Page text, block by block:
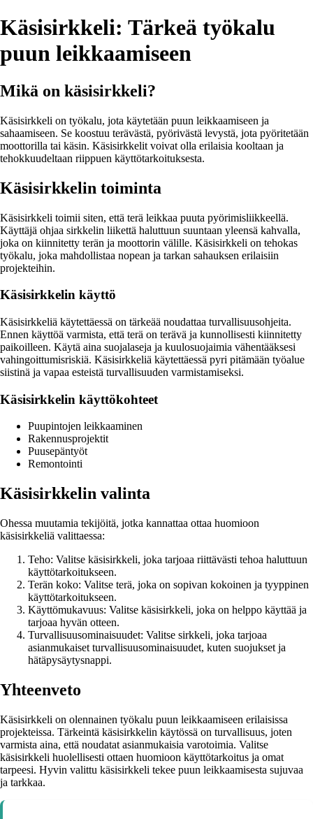
Käsisirkkeli: Tärkeä työkalu
puun leikkaamiseen
Mikä on käsisirkkeli?
Käsisirkkeli on työkalu, jota käytetään puun leikkaamiseen ja
sahaamiseen. Se koostuu terävästä, pyörivästä levystä, jota pyöritetään
moottorilla tai käsin. Käsisirkkelit voivat olla erilaisia kooltaan ja
tehokkuudeltaan riippuen käyttötarkoituksesta.
Käsisirkkelin toiminta
Käsisirkkeli toimii siten, että terä leikkaa puuta pyörimisliikkeellä.
Käyttäjä ohjaa sirkkelin liikettä haluttuun suuntaan yleensä kahvalla,
joka on kiinnitetty terän ja moottorin välille. Käsisirkkeli on tehokas
työkalu, joka mahdollistaa nopean ja tarkan sahauksen erilaisiin
projekteihin.
Käsisirkkelin käyttö
Käsisirkkeliä käytettäessä on tärkeää noudattaa turvallisuusohjeita.
Ennen käyttöä varmista, että terä on terävä ja kunnollisesti kiinnitetty
paikoilleen. Käytä aina suojalaseja ja kuulosuojaimia vähentääksesi
vahingoittumisriskiä. Käsisirkkeliä käytettäessä pyri pitämään työalue
siistinä ja vapaa esteistä turvallisuuden varmistamiseksi.
Käsisirkkelin käyttökohteet
Puupintojen leikkaaminen
Rakennusprojektit
Puusepäntyöt
Remontointi
Käsisirkkelin valinta
Ohessa muutamia tekijöitä, jotka kannattaa ottaa huomioon
käsisirkkeliä valittaessa:
Teho: Valitse käsisirkkeli, joka tarjoaa riittävästi tehoa haluttuun
käyttötarkoitukseen.
Terän koko: Valitse terä, joka on sopivan kokoinen ja tyyppinen
käyttötarkoitukseen.
Käyttömukavuus: Valitse käsisirkkeli, joka on helppo käyttää ja
tarjoaa hyvän otteen.
Turvallisuusominaisuudet: Valitse sirkkeli, joka tarjoaa
asianmukaiset turvallisuusominaisuudet, kuten suojukset ja
hätäpysäytysnappi.
Yhteenveto
Käsisirkkeli on olennainen työkalu puun leikkaamiseen erilaisissa
projekteissa. Tärkeintä käsisirkkelin käytössä on turvallisuus, joten
varmista aina, että noudatat asianmukaisia varotoimia. Valitse
käsisirkkeli huolellisesti ottaen huomioon käyttötarkoitus ja omat
tarpeesi. Hyvin valittu käsisirkkeli tekee puun leikkaamisesta sujuvaa
ja tarkkaa.